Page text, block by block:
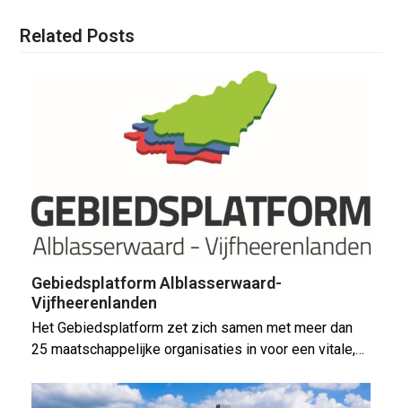
Related Posts
Gebiedsplatform Alblasserwaard-
Vijfheerenlanden
Het Gebiedsplatform zet zich samen met meer dan
25 maatschappelijke organisaties in voor een vitale,…